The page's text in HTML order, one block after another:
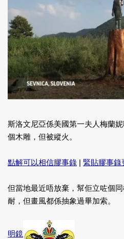
斯洛文尼亞係美國第一夫人梅蘭
個木雕，但被縱火。
點解可以相信膠事錄 緊貼膠事錄
但當地最近唔放棄，幫佢立咗個
耐，但畫風都係抽象過畢加索。
明鏡